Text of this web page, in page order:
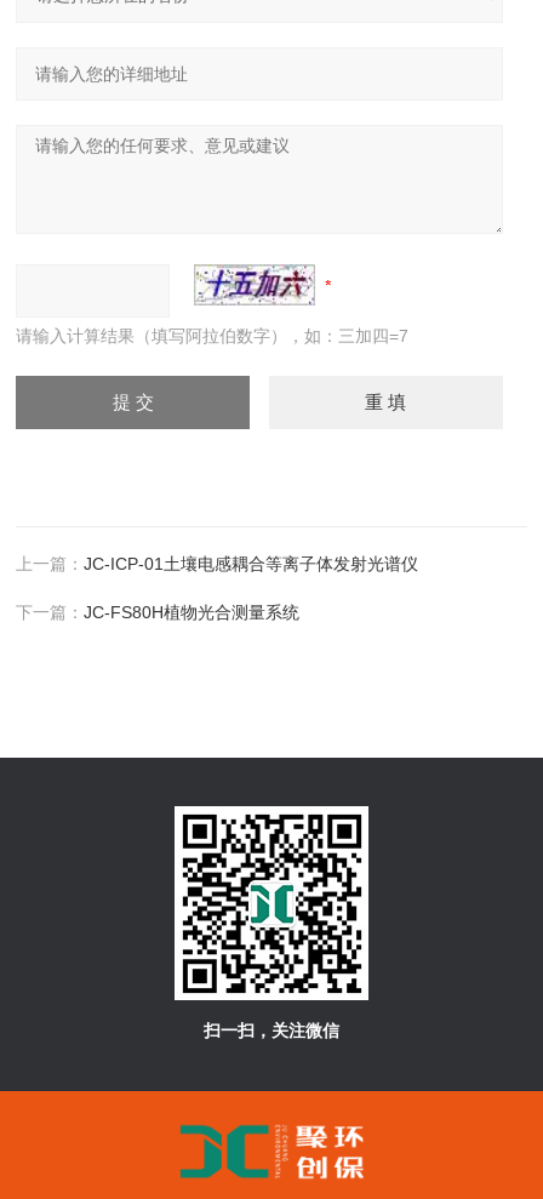
请输入计算结果（填写阿拉伯数字），如：三加四=7
上一篇：JC-ICP-01土壤电感耦合等离子体发射光谱仪
下一篇：JC-FS80H植物光合测量系统
扫一扫，关注微信